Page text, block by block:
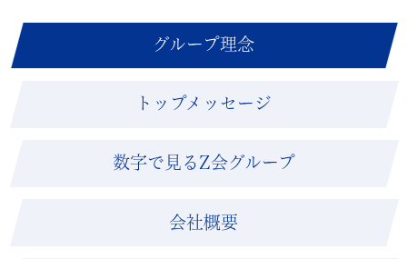
グループ理念
トップメッセージ
数字で見るZ会グループ
会社概要